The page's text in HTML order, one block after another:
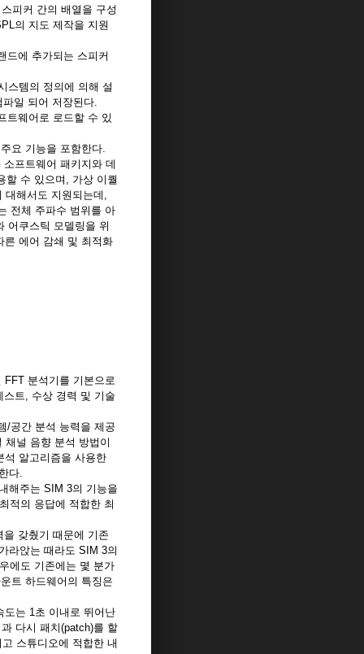
피커 간의 배열을 구성
의 지도 제작을 지원
드에 추가되는 스피커
스템의 정의에 의해 설
일 되어 저장된다.
트웨어로 로드할 수 있
요 기능을 포함한다.
프트웨어 패키지와 데
할 수 있으며, 가상 이퀄
대해서도 지원되는데,
전체 주파수 범위를 아
어쿠스틱 모델링을 위
른 에어 감쇄 및 최적화
분석기를 기본으로
트, 수상 경력 및 기술
/공간 분석 능력을 제공
채널 음향 분석 방법이
석 알고리즘을 사용한
다.
해주는 SIM 3의 기능을
적의 응답에 적합한 최
갖췄기 때문에 기존
라앉는 때라도 SIM 3의
에도 기존에는 몇 분가
트 하드웨어의 특징은
는 1초 이내로 뛰어난
다시 패치(patch)를 할
스튜디오에 적합한 내